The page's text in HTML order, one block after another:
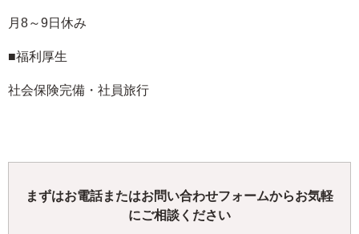
月8～9日休み
■福利厚生
社会保険完備・社員旅行
まずはお電話またはお問い合わせフォームからお気軽
にご相談ください